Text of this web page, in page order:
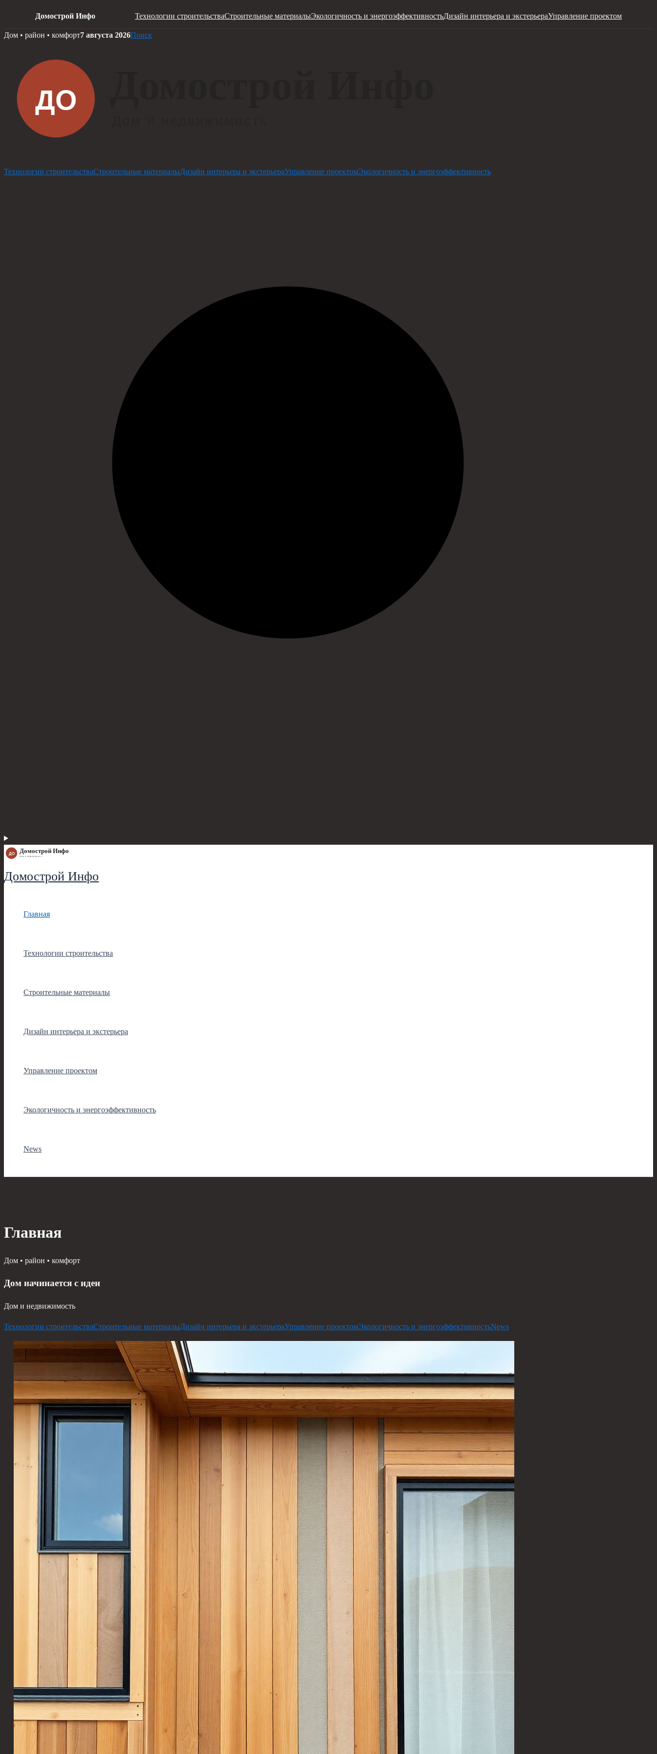
Домострой Инфо Технологии строительстваСтроительные материалыЭкологичность и энергоэффективностьДизайн интерьера и экстерьераУправление проектом
Skip
Дом • район • комфорт7 августа 2026Поиск
Технологии строительстваСтроительные материалыДизайн интерьера и экстерьераУправление проектомЭкологичность и энергоэффективность
Домострой Инфо
Главная
Технологии строительства
Строительные материалы
Дизайн интерьера и экстерьера
Управление проектом
Экологичность и энергоэффективность
News
Главная
Дом • район • комфорт
Дом начинается с идеи
Дом и недвижимость
Технологии строительстваСтроительные материалыДизайн интерьера и экстерьераУправление проектомЭкологичность и энергоэффективностьNews